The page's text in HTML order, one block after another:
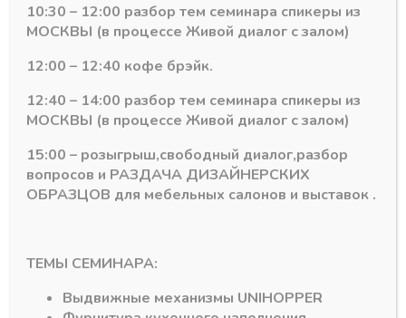
Гардеробная система MODUS
Штангодержатель
Серебро
В наличии
92,70₽
Гардеробная система MODUS
Крепление пол-
Черный
В наличии
1339,73₽
10:30 – 12:00 разбор тем семинара спикеры из
МОСКВЫ (в процессе Живой диалог с залом)
12:00 – 12:40 кофе брэйк.
12:40 – 14:00 разбор тем семинара спикеры из
МОСКВЫ (в процессе Живой диалог с залом)
15:00 – розыгрыш,свободный диалог,разбор
вопросов и РАЗДАЧА ДИЗАЙНЕРСКИХ
ОБРАЗЦОВ для мебельных салонов и выставок .
ТЕМЫ СЕМИНАРА:
Выдвижные механизмы UNIHOPPER